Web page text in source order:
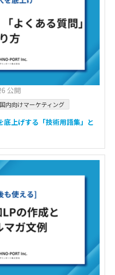
公開
国内向けマーケティング
底上げする「技術用語集」と